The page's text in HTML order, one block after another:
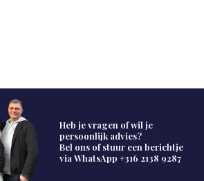
Heb je vragen of wil je
persoonlijk advies?
Bel ons of stuur een berichtje
via WhatsApp +316 2138 9287